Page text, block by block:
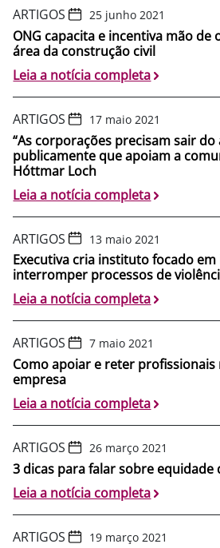
ARTIGOS 25 junho 2021
ONG capacita e incentiva mão de
área da construção civil
Leia a notícia completa
ARTIGOS 17 maio 2021
“As corporações precisam sair
publicamente que apoiam a
Hóttmar Loch
Leia a notícia completa
ARTIGOS 13 maio 2021
Executiva cria instituto focado
interromper processos de
Leia a notícia completa
ARTIGOS 7 maio 2021
Como apoiar e reter profissionais
empresa
Leia a notícia completa
ARTIGOS 26 março 2021
3 dicas para falar sobre equidade
Leia a notícia completa
ARTIGOS 19 março 2021